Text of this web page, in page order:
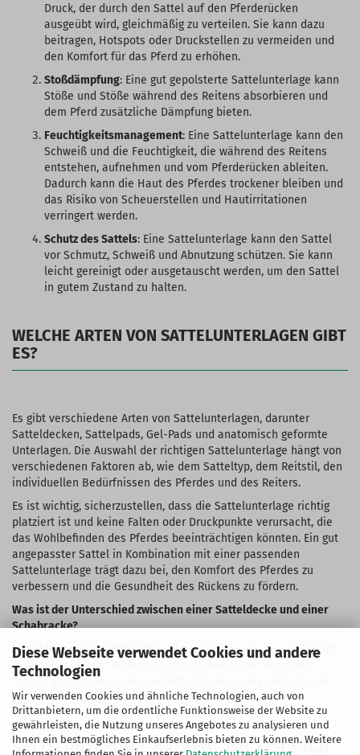
Diese Webseite verwendet Cookies und andere
Technologien
Wir verwenden Cookies und ähnliche Technologien, auch von
Drittanbietern, um die ordentliche Funktionsweise der Website zu
gewährleisten, die Nutzung unseres Angebotes zu analysieren und
Ihnen ein bestmögliches Einkaufserlebnis bieten zu können. Weitere
Druck, der durch den Sattel auf den Pferderücken
ausgeübt wird, gleichmäßig zu verteilen. Sie kann dazu
beitragen, Hotspots oder Druckstellen zu vermeiden und
den Komfort für das Pferd zu erhöhen.
Stoßdämpfung: Eine gut gepolsterte Sattelunterlage kann
Stöße und Stöße während des Reitens absorbieren und
dem Pferd zusätzliche Dämpfung bieten.
Feuchtigkeitsmanagement: Eine Sattelunterlage kann den
Schweiß und die Feuchtigkeit, die während des Reitens
entstehen, aufnehmen und vom Pferderücken ableiten.
Dadurch kann die Haut des Pferdes trockener bleiben und
das Risiko von Scheuerstellen und Hautirritationen
verringert werden.
Schutz des Sattels: Eine Sattelunterlage kann den Sattel
vor Schmutz, Schweiß und Abnutzung schützen. Sie kann
leicht gereinigt oder ausgetauscht werden, um den Sattel
in gutem Zustand zu halten.
WELCHE ARTEN VON SATTELUNTERLAGEN GIBT
ES?
Es gibt verschiedene Arten von Sattelunterlagen, darunter
Satteldecken, Sattelpads, Gel-Pads und anatomisch geformte
Unterlagen. Die Auswahl der richtigen Sattelunterlage hängt von
verschiedenen Faktoren ab, wie dem Satteltyp, dem Reitstil, den
individuellen Bedürfnissen des Pferdes und des Reiters.
Es ist wichtig, sicherzustellen, dass die Sattelunterlage richtig
platziert ist und keine Falten oder Druckpunkte verursacht, die
das Wohlbefinden des Pferdes beeinträchtigen könnten. Ein gut
angepasster Sattel in Kombination mit einer passenden
Sattelunterlage trägt dazu bei, den Komfort des Pferdes zu
verbessern und die Gesundheit des Rückens zu fördern.
Was ist der Unterschied zwischen einer Satteldecke und einer
Schabracke?
SatteldeckeundSchabrackeunterscheiden sich ausschließlich
in der Schnittform. Während Satteldecken in der Form des
Sattels geschnitten sind, sind Schabracken eckig geformt und
zeigen dadurch mehr Stoff.
SATTELUNTERLAGE KAUFEN - WIE FINDE ICH